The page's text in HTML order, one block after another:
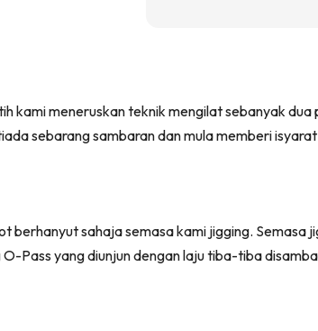
kami meneruskan teknik mengilat sebanyak
sebarang sambaran dan mula memberi
berhanyut sahaja semasa kami jigging.
Pass yang diunjun dengan laju tiba-tiba